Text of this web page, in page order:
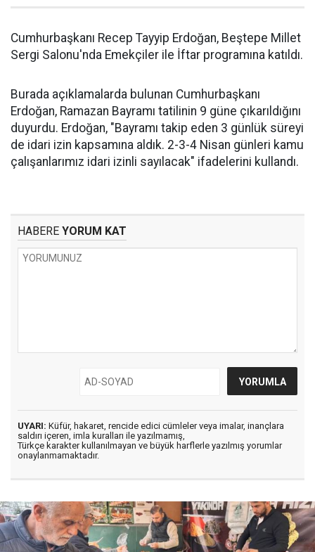
Cumhurbaşkanı Recep Tayyip Erdoğan, Beştepe Millet
Sergi Salonu'nda Emekçiler ile İftar programına katıldı.
Burada açıklamalarda bulunan Cumhurbaşkanı
Erdoğan, Ramazan Bayramı tatilinin 9 güne çıkarıldığını
duyurdu. Erdoğan, "Bayramı takip eden 3 günlük süreyi
de idari izin kapsamına aldık. 2-3-4 Nisan günleri kamu
çalışanlarımız idari izinli sayılacak" ifadelerini kullandı.
HABERE YORUM KAT
UYARI: Küfür, hakaret, rencide edici cümleler veya imalar, inançlara
saldırı içeren, imla kuralları ile yazılmamış,
Türkçe karakter kullanılmayan ve büyük harflerle yazılmış yorumlar
onaylanmamaktadır.